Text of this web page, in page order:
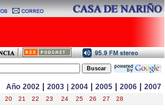
Año 2002 | 2003 2004 | 2005 | 2006 | 2007
20 21 22 23 24 25 26 27 28